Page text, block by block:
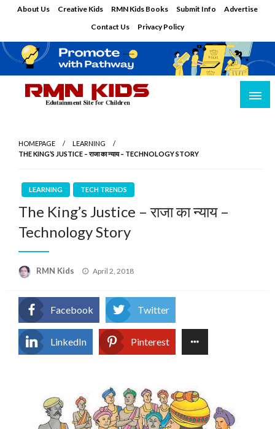
About Us Creative Kids RMN Kids Books Submit Info
Advertise
Contact Us
Privacy Policy
HOMEPAGE
LEARNING
THE KING’S JUSTICE – राजा का न्याय – TECHNOLOGY STORY
LEARNING TECH TRENDS
The King’s Justice – राजा का न्याय –
Technology Story
RMN Kids
Posted
April 2, 2018
Facebook Twitter
LinkedIn Pinterest